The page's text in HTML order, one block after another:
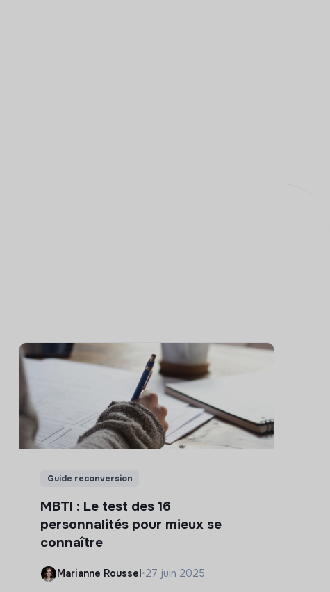
Guide reconversion
MBTI : Le test des 16
personnalités pour mieux se
connaître
Marianne Roussel•27 juin 2025